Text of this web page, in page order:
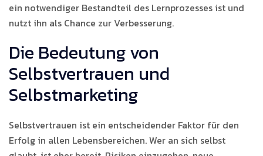
ein notwendiger Bestandteil des Lernprozesses ist und
nutzt ihn als Chance zur Verbesserung.
Die Bedeutung von
Selbstvertrauen und
Selbstmarketing
Selbstvertrauen ist ein entscheidender Faktor für den
Erfolg in allen Lebensbereichen. Wer an sich selbst